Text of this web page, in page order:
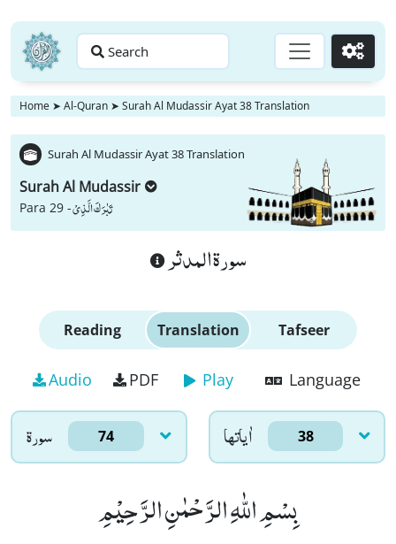
Search Go
Home ➤ Al-Quran ➤ Surah Al Mudassir Ayat 38 Translation
Surah Al Mudassir Ayat 38 Translation
Surah Al Mudassir
Para 29 -تَبٰرَكَ الَّذِیْ
سورة المدثر
Reading Translation Tafseer
Audio PDF Play Language
سورۃ 74 اٰياتها 38
بِسْمِ اللّٰهِ الرَّحْمٰنِ الرَّحِیْمِ